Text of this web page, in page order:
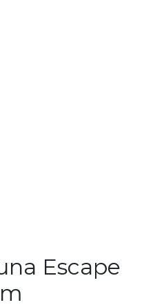
Escape